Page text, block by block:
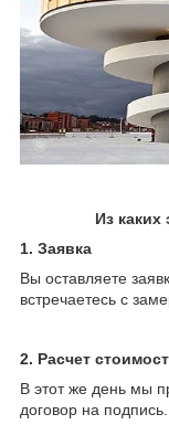
Из каких
1. Заявка
Вы оставляете
встречаетесь с
2. Расчет
В этот же день мы
договор на подпись.